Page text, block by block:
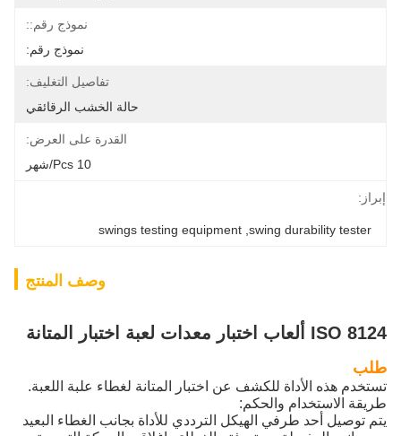
نموذج رقم::
نموذج رقم:
تفاصيل التغليف:
حالة الخشب الرقائقي
القدرة على العرض:
10 Pcs/شهر
إبراز:
swing durability tester
,
swings testing equipment
وصف المنتج
ISO 8124 ألعاب اختبار معدات لعبة اختبار المتانة
طلب
تستخدم هذه الأداة للكشف عن اختبار المتانة لغطاء علبة اللعبة.
طريقة الاستخدام والحكم:
يتم توصيل أحد طرفي الهيكل الترددي للأداة بجانب الغطاء البعيد